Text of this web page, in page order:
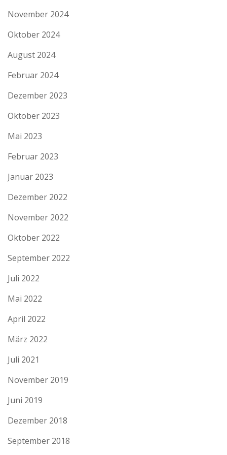
November 2024
Oktober 2024
August 2024
Februar 2024
Dezember 2023
Oktober 2023
Mai 2023
Februar 2023
Januar 2023
Dezember 2022
November 2022
Oktober 2022
September 2022
Juli 2022
Mai 2022
April 2022
März 2022
Juli 2021
November 2019
Juni 2019
Dezember 2018
September 2018